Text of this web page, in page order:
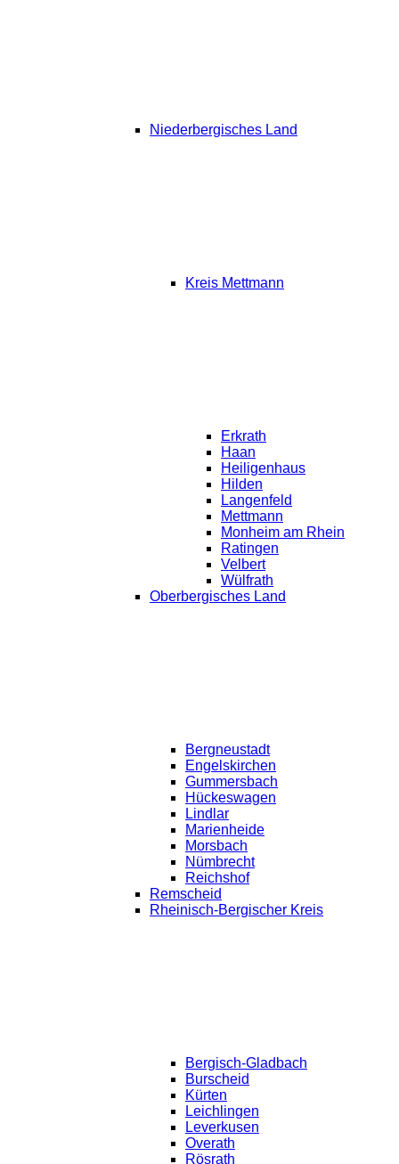
Niederbergisches Land
Kreis Mettmann
Erkrath
Haan
Heiligenhaus
Hilden
Langenfeld
Mettmann
Monheim am Rhein
Ratingen
Velbert
Wülfrath
Oberbergisches Land
Bergneustadt
Engelskirchen
Gummersbach
Hückeswagen
Lindlar
Marienheide
Morsbach
Nümbrecht
Reichshof
Remscheid
Rheinisch-Bergischer Kreis
Bergisch-Gladbach
Burscheid
Kürten
Leichlingen
Leverkusen
Overath
Rösrath